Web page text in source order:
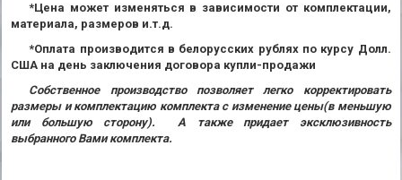
*Цена может изменяться в зависимости от комплектации,
материала, размеров и.т.д.
*Оплата производится в белорусских рублях по курсу Долл.
США на день заключения договора купли-продажи
Собственное производство позволяет легко корректировать
размеры и комплектацию комплекта с изменение цены(в меньшую
или большую сторону). А также придает эксклюзивность
выбранного Вами комплекта.